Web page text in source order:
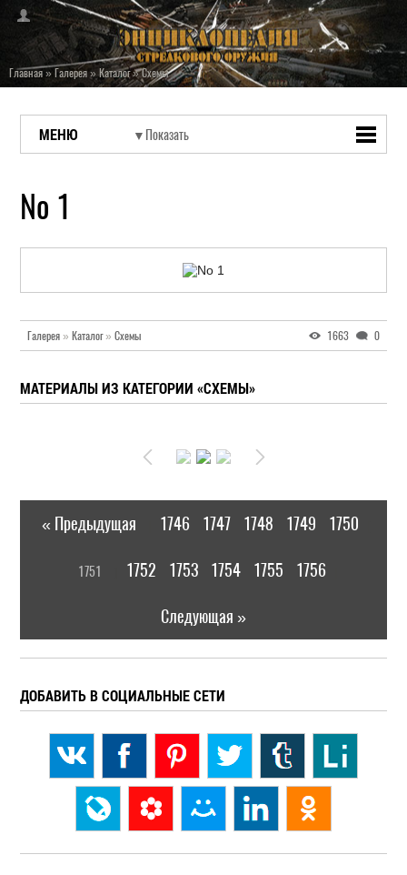
Главная»Галерея»Каталог»Схемы
МЕНЮ
No 1
Галерея » Каталог» Схемы 1663 0
МАТЕРИАЛЫ ИЗ КАТЕГОРИИ «СХЕМЫ»
« Предыдущая 1746 1747 1748 1749 1750
1751 1752 1753 1754 1755 1756
Следующая »
ДОБАВИТЬ В СОЦИАЛЬНЫЕ СЕТИ